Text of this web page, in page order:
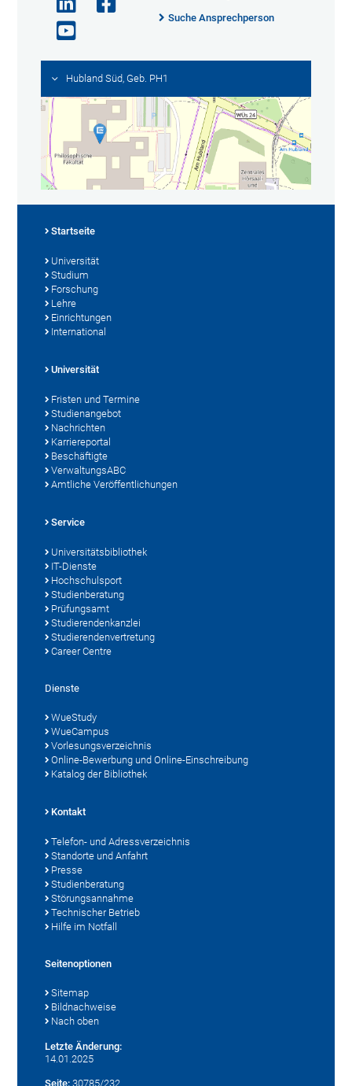
Suche Ansprechperson
Hubland Süd, Geb. PH1
Startseite
Universität
Studium
Forschung
Lehre
Einrichtungen
International
Universität
Fristen und Termine
Studienangebot
Nachrichten
Karriereportal
Beschäftigte
VerwaltungsABC
Amtliche Veröffentlichungen
Service
Universitätsbibliothek
IT-Dienste
Hochschulsport
Studienberatung
Prüfungsamt
Studierendenkanzlei
Studierendenvertretung
Career Centre
Dienste
WueStudy
WueCampus
Vorlesungsverzeichnis
Online-Bewerbung und Online-Einschreibung
Katalog der Bibliothek
Kontakt
Telefon- und Adressverzeichnis
Standorte und Anfahrt
Presse
Studienberatung
Störungsannahme
Technischer Betrieb
Hilfe im Notfall
Seitenoptionen
Sitemap
Bildnachweise
Nach oben
Letzte Änderung:
14.01.2025
Seite: 30785/232